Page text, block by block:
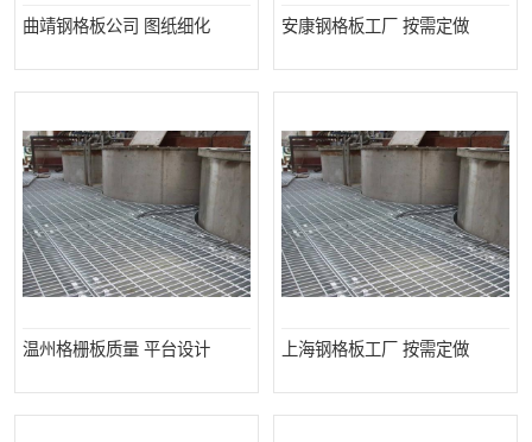
曲靖钢格板公司 图纸细化 安康钢格板工厂 按需定做
温州格栅板质量 平台设计 上海钢格板工厂 按需定做